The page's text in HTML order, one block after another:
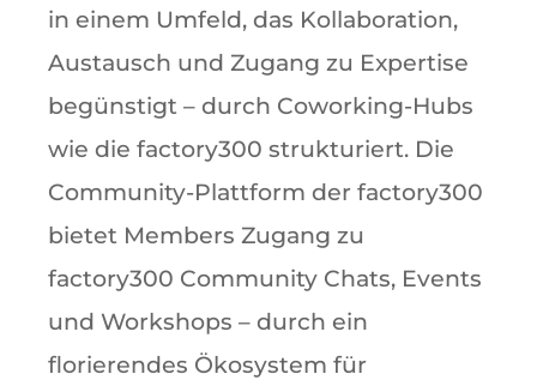
in einem Umfeld, das Kollaboration,
Austausch und Zugang zu Expertise
begünstigt – durch Coworking-Hubs
wie die factory300 strukturiert. Die
Community-Plattform der factory300
bietet Members Zugang zu
factory300 Community Chats, Events
und Workshops – durch ein
florierendes Ökosystem für